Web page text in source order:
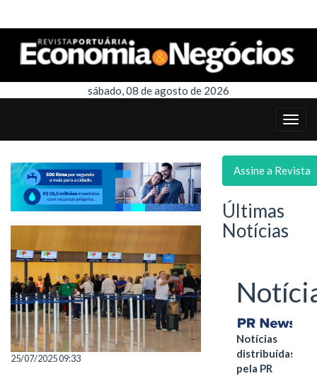
sábado, 08 de agosto de 2026
25/07/2025 09:33
Assine a Revista
Últimas
Notícias
Notícias
distribuídas
pela PR